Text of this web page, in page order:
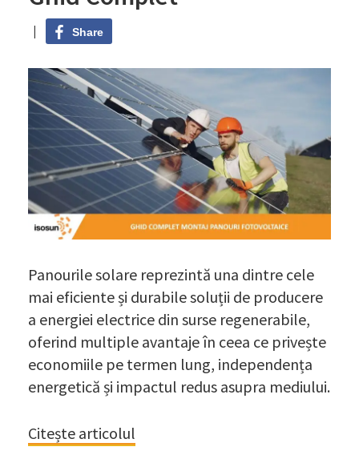
| Share
Panourile solare reprezintă una dintre cele
mai eficiente și durabile soluții de producere
a energiei electrice din surse regenerabile,
oferind multiple avantaje în ceea ce privește
economiile pe termen lung, independența
energetică și impactul redus asupra mediului.
Citește articolul